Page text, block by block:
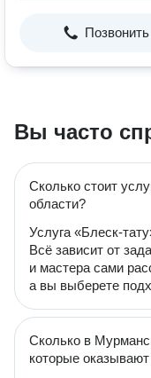
Позвонить
Вы часто
Сколько стоит
области?
Услуга «Блеск-
Всё зависит от
и мастера сами
а вы выберете
Сколько в
которые